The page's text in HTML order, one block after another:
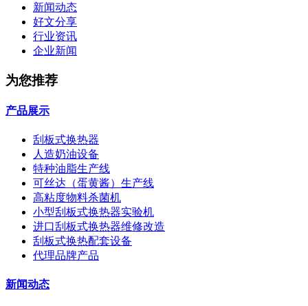
新闻动态
好文分享
行业资讯
企业新闻
为您推荐
产品展示
刮板式换热器
人造奶油设备
特种油脂生产线
可丝达（蛋黄酱）生产线
高粘度物料杀菌机
小型刮板式换热器实验机
进口刮板式换热器维修改造
刮板式换热配套设备
代理品牌产品
新闻动态